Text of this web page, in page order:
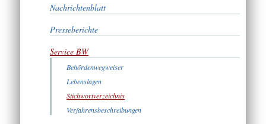
Nachrichtenblatt
Presseberichte
Service BW
Behördenwegweiser
Lebenslagen
Stichwortverzeichnis
Verfahrensbeschreibungen